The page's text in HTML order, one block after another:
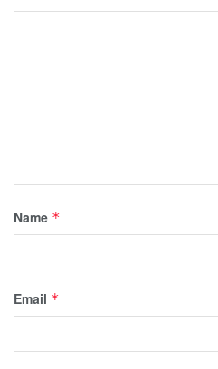
Name *
Email *